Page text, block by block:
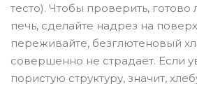
тесто). Чтобы проверить, готово
печь, сделайте надрез на
переживайте, безглютеновый
совершенно не страдает. Если
пористую структуру, значит,